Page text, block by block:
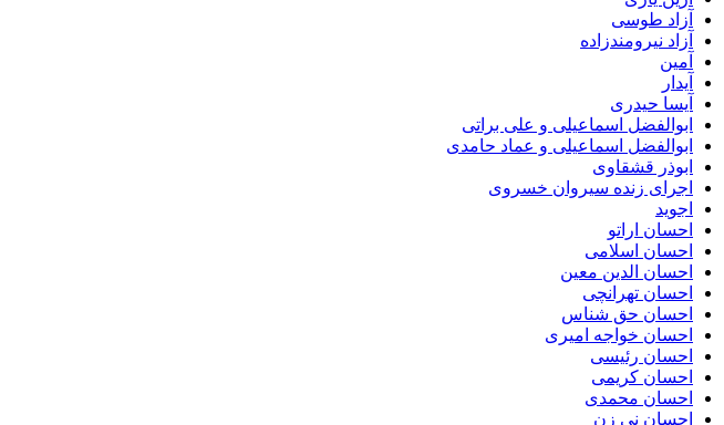
آزاد طوسی
آزاد نیرومندزاده
آمین
آیدار
آیسا حیدری
ابوالفضل اسماعیلی و علی براتی
ابوالفضل اسماعیلی و عماد حامدی
ابوذر قشقاوی
اجرای زنده سیروان خسروی
اجوید
احسان اراتو
احسان اسلامی
احسان الدین معین
احسان تهرانچی
احسان حق شناس
احسان خواجه امیری
احسان رئیسی
احسان کریمی
احسان محمدی
احسان نی زن